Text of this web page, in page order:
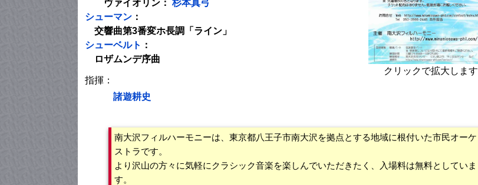
クリックで拡大します
ヴァイオリン： 杉本真弓
シューマン ：
交響曲第3番変ホ長調「ライン」
シューベルト ：
ロザムンデ序曲
指揮：
諸遊耕史
南大沢フィルハーモニーは、東京都八王子市南大沢を拠点とする地域に根付いた市民オーケ
ストラです。
より沢山の方々に気軽にクラシック音楽を楽しんでいただきたく、入場料は無料としていま
す。